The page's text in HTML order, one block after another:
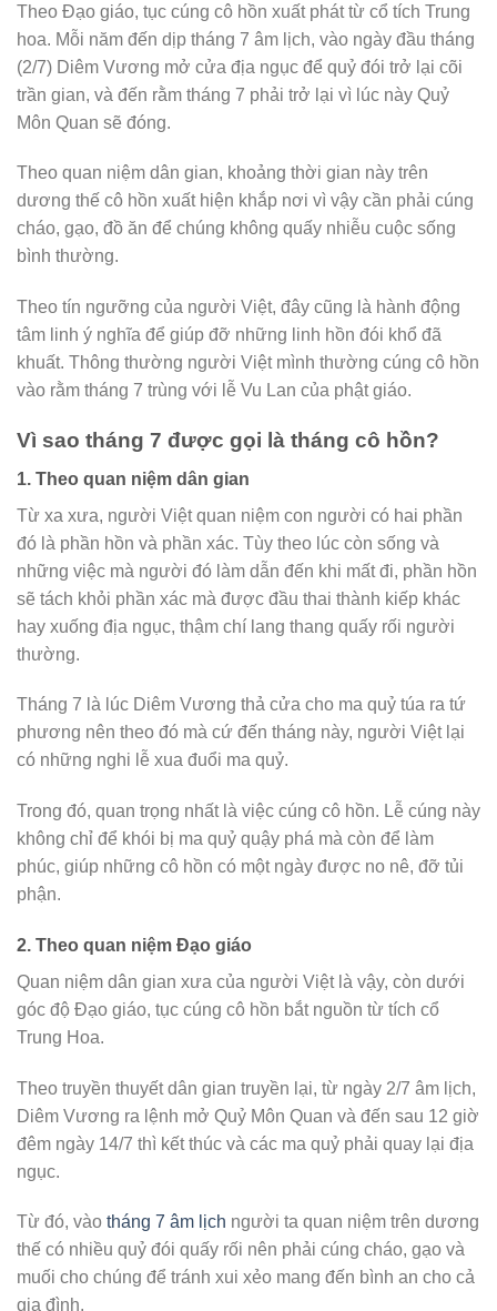
Theo Đạo giáo, tục cúng cô hồn xuất phát từ cổ tích Trung
hoa. Mỗi năm đến dịp tháng 7 âm lịch, vào ngày đầu tháng
(2/7) Diêm Vương mở cửa địa ngục để quỷ đói trở lại cõi
trần gian, và đến rằm tháng 7 phải trở lại vì lúc này Quỷ
Môn Quan sẽ đóng.
Theo quan niệm dân gian, khoảng thời gian này trên
dương thế cô hồn xuất hiện khắp nơi vì vậy cần phải cúng
cháo, gạo, đồ ăn để chúng không quấy nhiễu cuộc sống
bình thường.
Theo tín ngưỡng của người Việt, đây cũng là hành động
tâm linh ý nghĩa để giúp đỡ những linh hồn đói khổ đã
khuất. Thông thường người Việt mình thường cúng cô hồn
vào rằm tháng 7 trùng với lễ Vu Lan của phật giáo.
Vì sao tháng 7 được gọi là tháng cô hồn?
1. Theo quan niệm dân gian
Từ xa xưa, người Việt quan niệm con người có hai phần
đó là phần hồn và phần xác. Tùy theo lúc còn sống và
những việc mà người đó làm dẫn đến khi mất đi, phần hồn
sẽ tách khỏi phần xác mà được đầu thai thành kiếp khác
hay xuống địa ngục, thậm chí lang thang quấy rối người
thường.
Tháng 7 là lúc Diêm Vương thả cửa cho ma quỷ túa ra tứ
phương nên theo đó mà cứ đến tháng này, người Việt lại
có những nghi lễ xua đuổi ma quỷ.
Trong đó, quan trọng nhất là việc cúng cô hồn. Lễ cúng này
không chỉ để khói bị ma quỷ quậy phá mà còn để làm
phúc, giúp những cô hồn có một ngày được no nê, đỡ tủi
phận.
2. Theo quan niệm Đạo giáo
Quan niệm dân gian xưa của người Việt là vậy, còn dưới
góc độ Đạo giáo, tục cúng cô hồn bắt nguồn từ tích cổ
Trung Hoa.
Theo truyền thuyết dân gian truyền lại, từ ngày 2/7 âm lịch,
Diêm Vương ra lệnh mở Quỷ Môn Quan và đến sau 12 giờ
đêm ngày 14/7 thì kết thúc và các ma quỷ phải quay lại địa
ngục.
Từ đó, vào tháng 7 âm lịch người ta quan niệm trên dương
thế có nhiều quỷ đói quấy rối nên phải cúng cháo, gạo và
muối cho chúng để tránh xui xẻo mang đến bình an cho cả
gia đình.